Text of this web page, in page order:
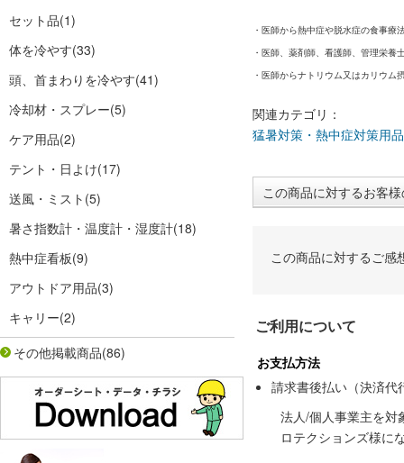
セット品(1)
体を冷やす(33)
頭、首まわりを冷やす(41)
冷却材・スプレー(5)
ケア用品(2)
テント・日よけ(17)
送風・ミスト (5)
暑さ指数計・温度計・湿度計(18)
熱中症看板(9)
アウトドア用品(3)
キャリー(2)
その他掲載商品(86)
・医師から熱中症や脱水症の食事療
・医師、薬剤師、看護師、管理栄
・医師からナトリウム又はカリウ
関連カテゴリ：
猛暑対策・熱中症対策用品
この商品に対するお客
この商品に対するご感
ご利用について
お支払方法
請求書後払い（決済代
法人/個人事業主を対
ロテクションズ様に